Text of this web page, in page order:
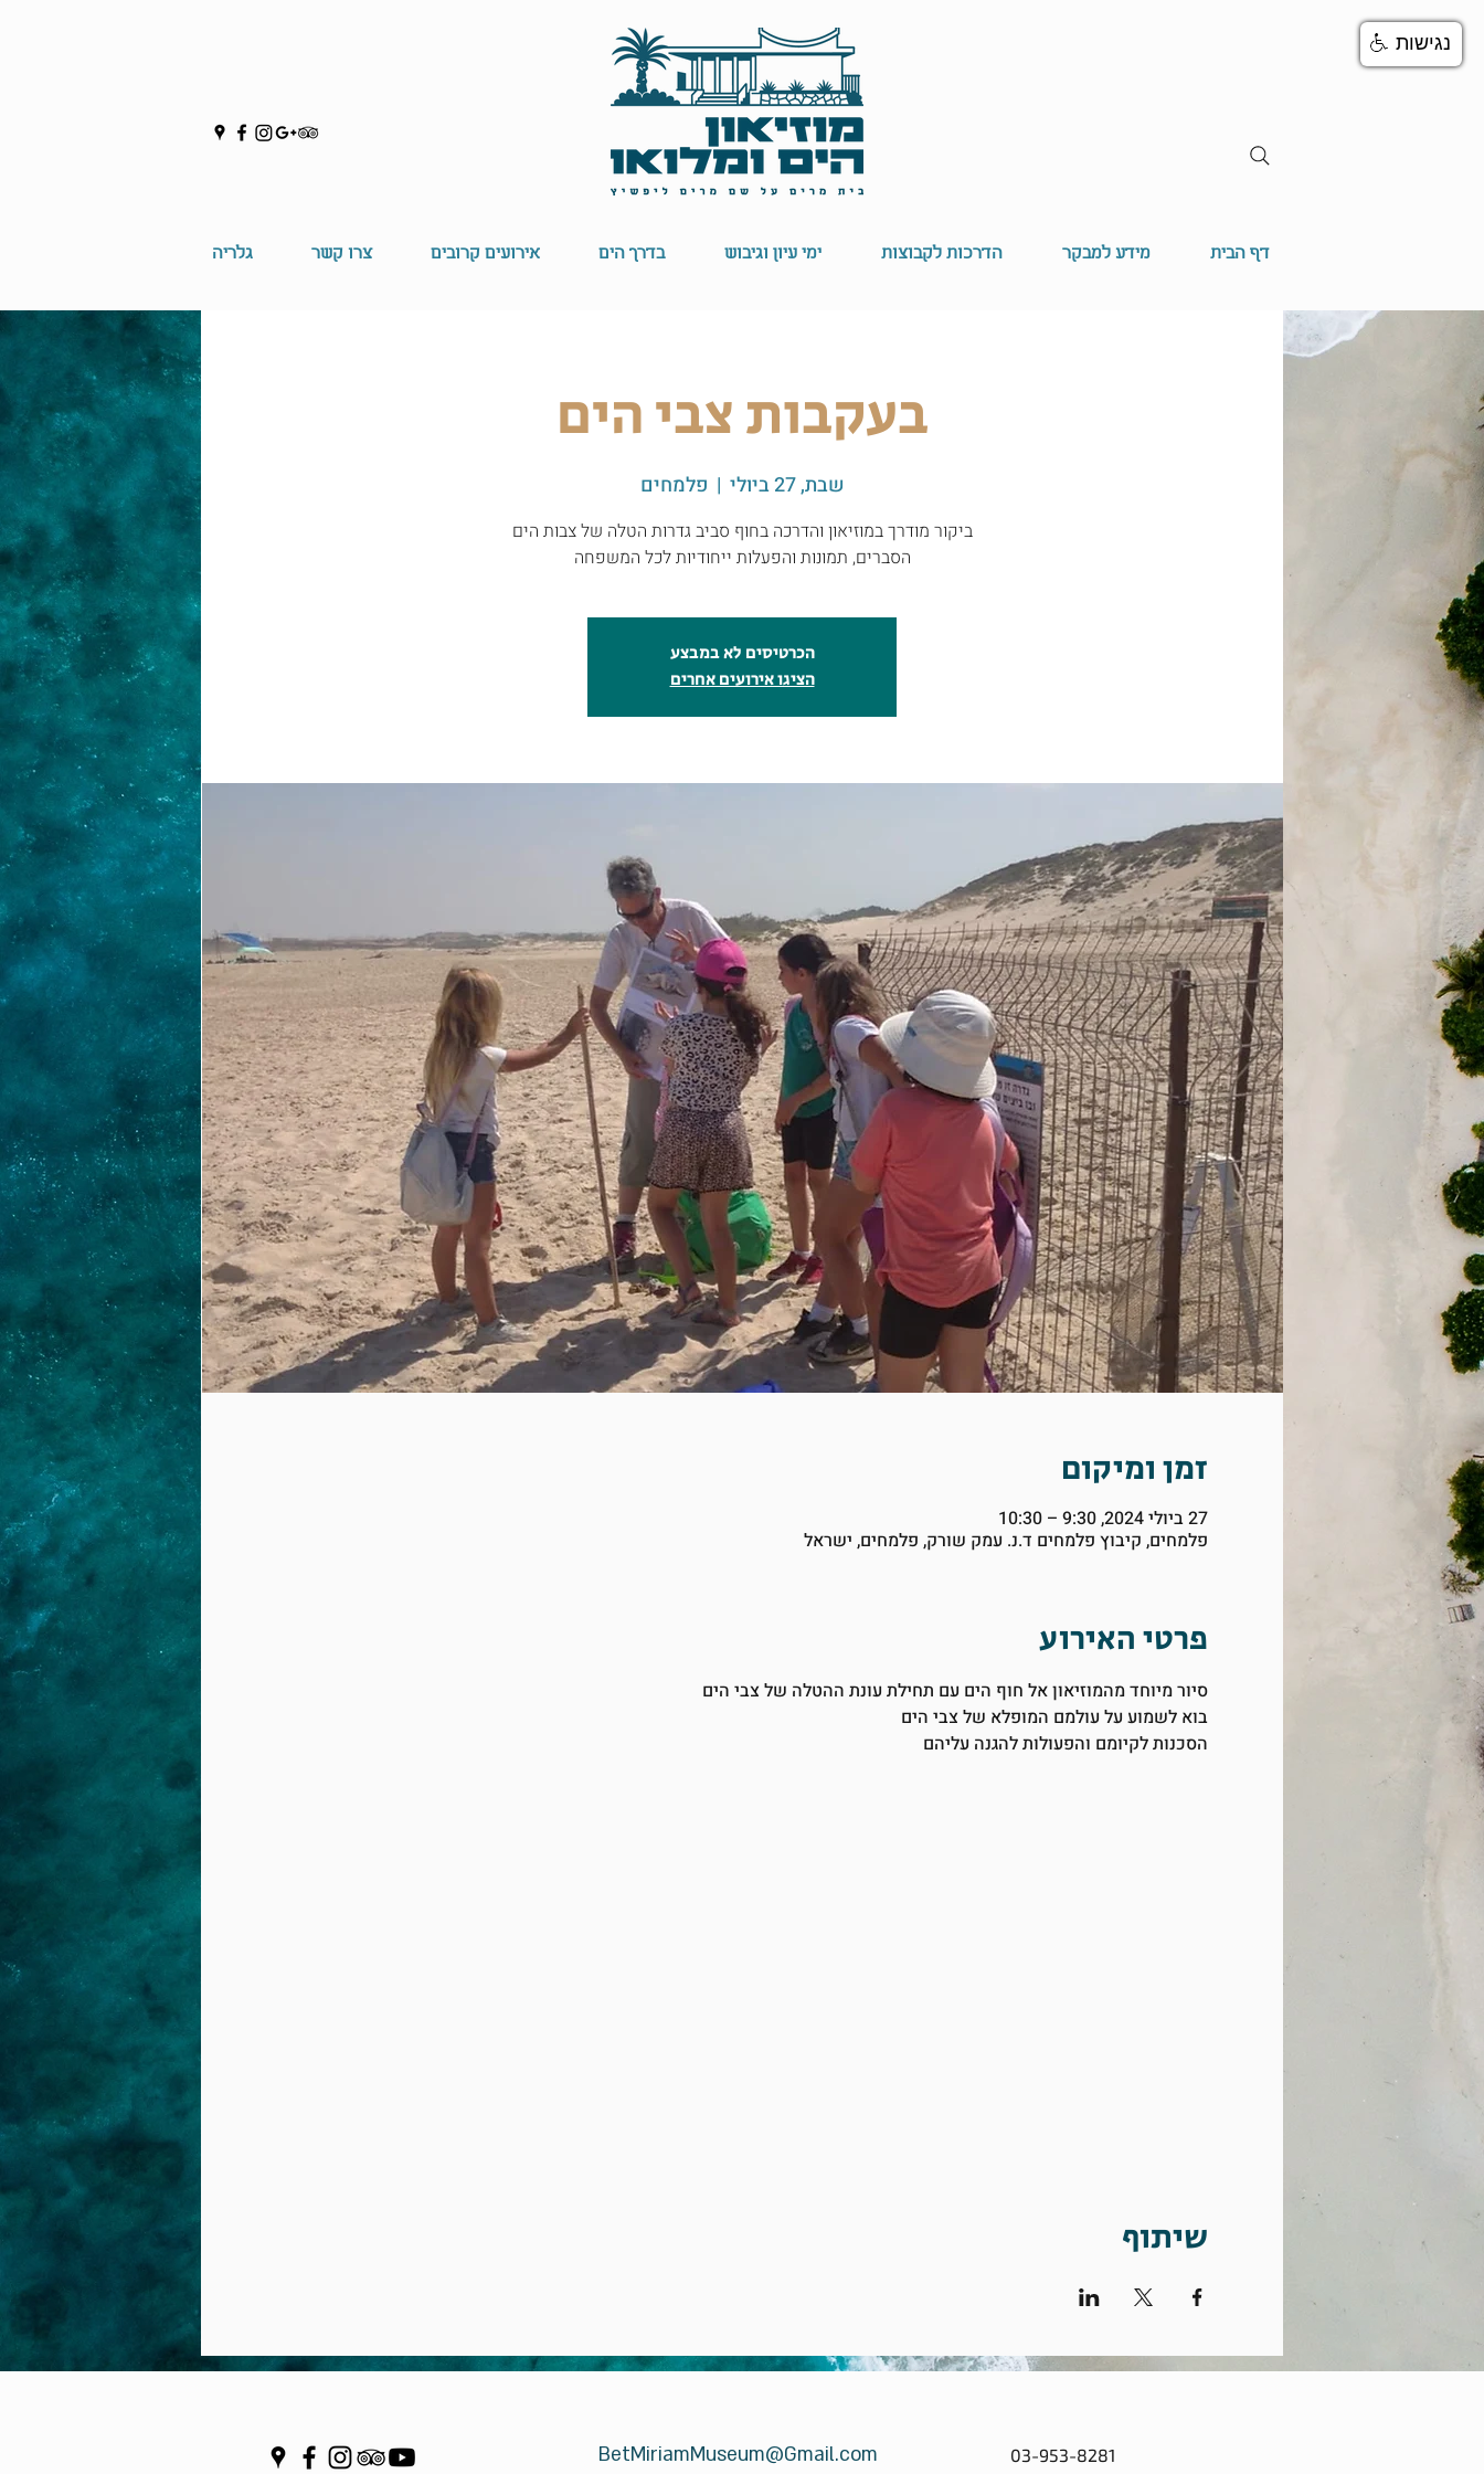
דף הבית מידע למבקר הדרכות לקבוצות ימי עיון וגיבוש בדרך הים אירועים קרובים צרו קשר גלריה
בעקבות צבי הים
שבת, 27 ביולי
  |
פלמחים
הסברים, תמונות והפעלות ייחודיות לכל המשפחה
הכרטיסים לא במבצע
הציגו אירועים אחרים
זמן ומיקום
27 ביולי 2024, 9:30 – 10:30
פלמחים, קיבוץ פלמחים ד.נ. עמק שורק, פלמחים, ישראל
פרטי האירוע
סיור מיוחד מהמוזיאון אל חוף הים עם תחילת עונת ההטלה של צבי הים
בוא לשמוע על עולמם המופלא של צבי הים
הסכנות לקיומם והפעולות להגנה עליהם
שיתוף
BetMiriamMuseum@Gmail.com 03-953-8281
נגישות